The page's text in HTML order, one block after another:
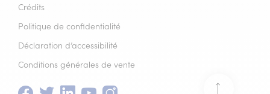
Crédits
Politique de confidentialité
Déclaration d’accessibilité
Conditions générales de vente